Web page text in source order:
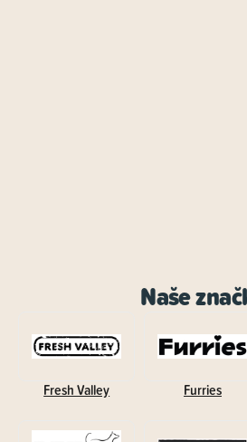
Naše
Fresh Valley Furries